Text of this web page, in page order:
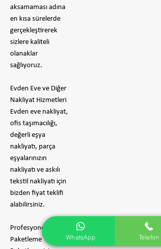
aksamaması adına
en kısa sürelerde
gerçekleştirerek
sizlere kaliteli
olanaklar
sağlıyoruz.
Evden Eve ve Diğer
Nakliyat Hizmetleri
Evden eve nakliyat,
ofis taşımacılığı,
değerli eşya
nakliyatı, parça
eşyalarınızın
nakliyatı ve askılı
tekstil nakliyatı için
bizden fiyat teklifi
alabilirsiniz.
Profesyonel
Paketleme
WhatsApp Telefon